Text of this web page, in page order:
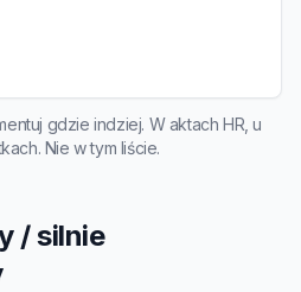
gdzie indziej. W aktach HR, u
Nie w tym liście.
/ silnie